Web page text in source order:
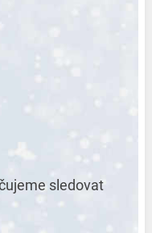
sledovat